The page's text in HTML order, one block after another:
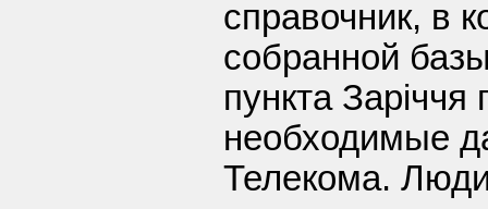
справочник, в
собранной
пункта
необходимые
Телекома.